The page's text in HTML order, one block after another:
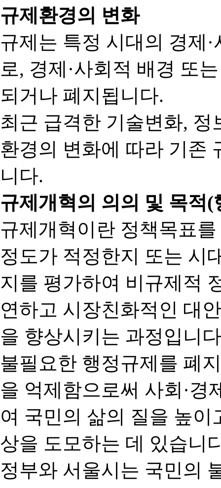
규제환경의 변화
규제는 특정 시대의 경제
로, 경제·사회적 배경 또
되거나 폐지됩니다.
최근 급격한 기술변화,
환경의 변화에 따라 기존
니다.
규제개혁의 의의 및 목적
규제개혁이란 정책목표
정도가 적정한지 또는 시
지를 평가하여 비규제적
연하고 시장친화적인 대
을 향상시키는 과정입니
불필요한 행정규제를 폐
을 억제함으로써 사회·경
여 국민의 삶의 질을 높
상을 도모하는 데 있습니
정부와 서울시는 국민의